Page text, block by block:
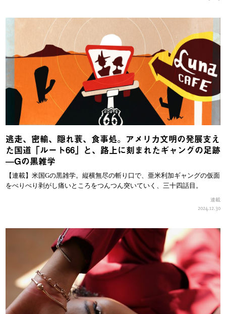
逃走、密輸、隠れ蓑、食事処。アメリカ文明の発展支え
た国道「ルート66」と、路上に刻まれたギャングの足跡
—Gの黒雑学
【連載】米国Gの黒雑学。縦横無尽の斬り口で、亜米利加ギャングの仮面
をぺりぺり剥がし痛いところをつんつん突いていく、三十四話目。
連載
2024.12.30